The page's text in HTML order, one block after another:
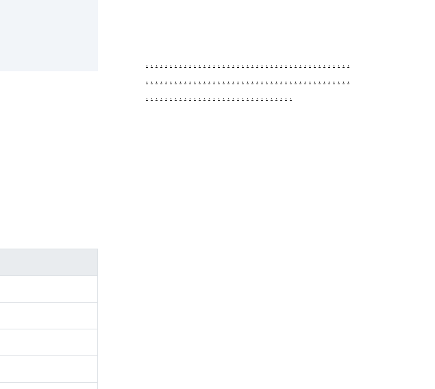
. . . . . . . . . . . . . . . . . . . . . . . . . . . . . . . . . . . . . . . . . . .
. . . . . . . . . . . . . . . . . . . . . . . . . . . . . . . . . . . . . . . . . . .
. . . . . . . . . . . . . . . . . . . . . . . . . . . . . . .